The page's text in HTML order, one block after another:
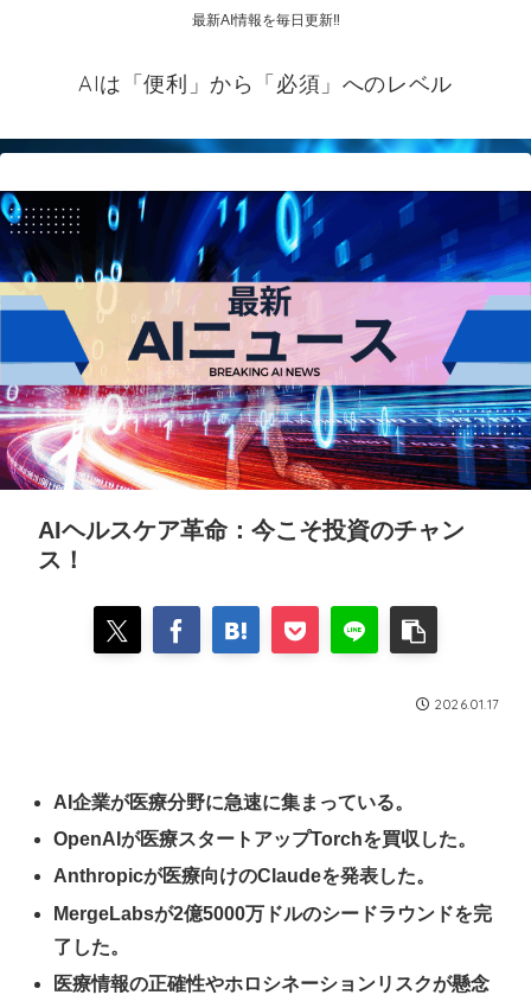
最新AI情報を毎日更新‼
AIは「便利」から「必須」へのレベル
AIヘルスケア革命：今こそ投資のチャン
ス！
2026.01.17
AI企業が医療分野に急速に集まっている。
OpenAIが医療スタートアップTorchを買収した。
Anthropicが医療向けのClaudeを発表した。
MergeLabsが2億5000万ドルのシードラウンドを完
了した。
医療情報の正確性やホロシネーションリスクが懸念